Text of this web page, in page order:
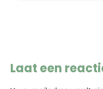
Laat een